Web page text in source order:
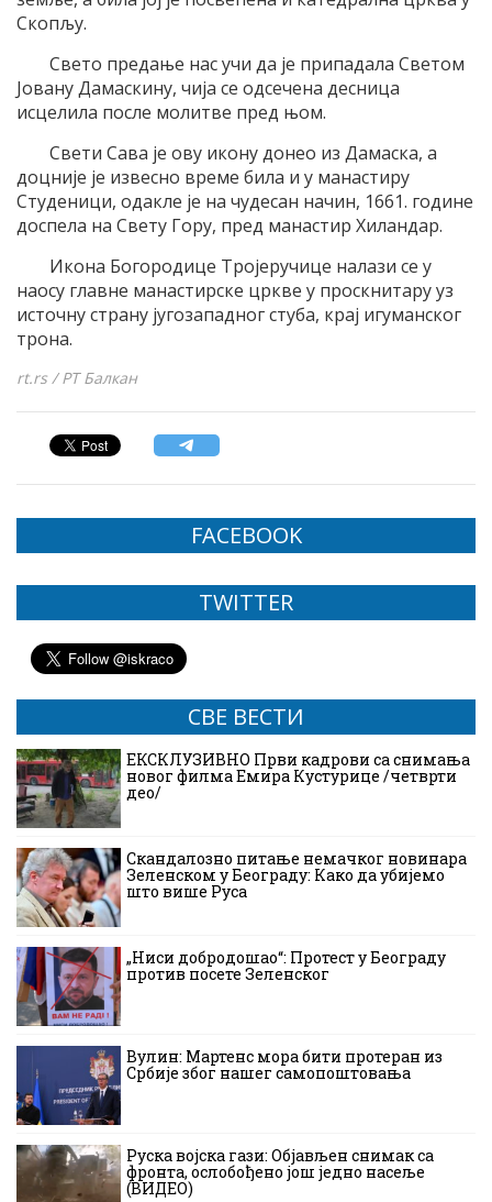
Скопљу.
Свето предање нас учи да је припадала Светом
Јовану Дамаскину, чија се одсечена десница
исцелила после молитве пред њом.
Свети Сава је ову икону донео из Дамаска, а
доцније је извесно време била и у манастиру
Студеници, одакле је на чудесан начин, 1661. године
доспела на Свету Гору, пред манастир Хиландар.
Икона Богородице Тројеручице налази се у
наосу главне манастирске цркве у проскнитару уз
источну страну југозападног стуба, крај игуманског
трона.
rt.rs / РТ Балкан
FACEBOOK
TWITTER
СВЕ ВЕСТИ
ЕКСКЛУЗИВНО Први кадрови са снимања
новог филма Емира Кустурице /четврти
део/
Скандалозно питање немачког новинара
Зеленском у Београду: Како да убијемо
што више Руса
„Ниси добродошао“: Протест у Београду
против посете Зеленског
Вулин: Мартенс мора бити протеран из
Србије због нашег самопоштовања
Руска војска гази: Објављен снимак са
фронта, ослобођено још једно насеље
(ВИДЕО)